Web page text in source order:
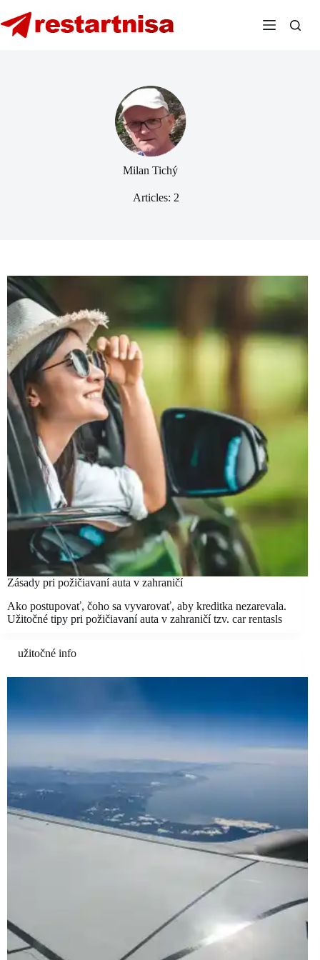
to
content
Milan Tichý
Articles: 2
Zásady pri požičiavaní auta v zahraničí
Ako postupovať, čoho sa vyvarovať, aby kreditka nezarevala.
Užitočné tipy pri požičiavaní auta v zahraničí tzv. car rentasls
užitočné info